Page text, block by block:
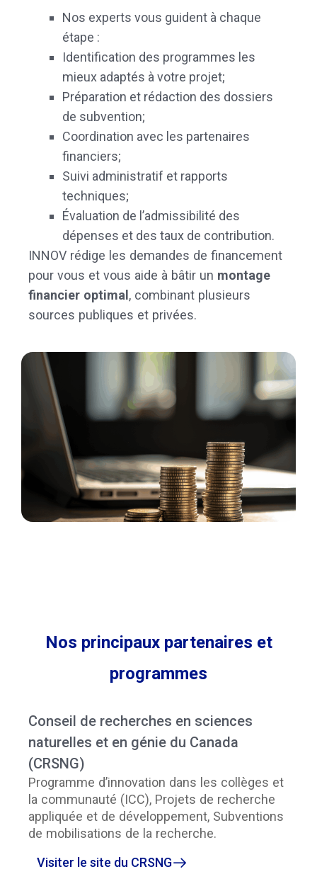
Nos experts vous guident à chaque
étape :
Identification des programmes les
mieux adaptés à votre projet;
Préparation et rédaction des dossiers
de subvention;
Coordination avec les partenaires
financiers;
Suivi administratif et rapports
techniques;
Évaluation de l’admissibilité des
dépenses et des taux de contribution.
INNOV rédige les demandes de financement
pour vous et vous aide à bâtir un montage
financier optimal, combinant plusieurs
sources publiques et privées.
Nos principaux partenaires et
programmes
Conseil de recherches en sciences
naturelles et en génie du Canada
(CRSNG)
Programme d’innovation dans les collèges et
la communauté (ICC), Projets de recherche
appliquée et de développement, Subventions
de mobilisations de la recherche.
Visiter le site du CRSNG